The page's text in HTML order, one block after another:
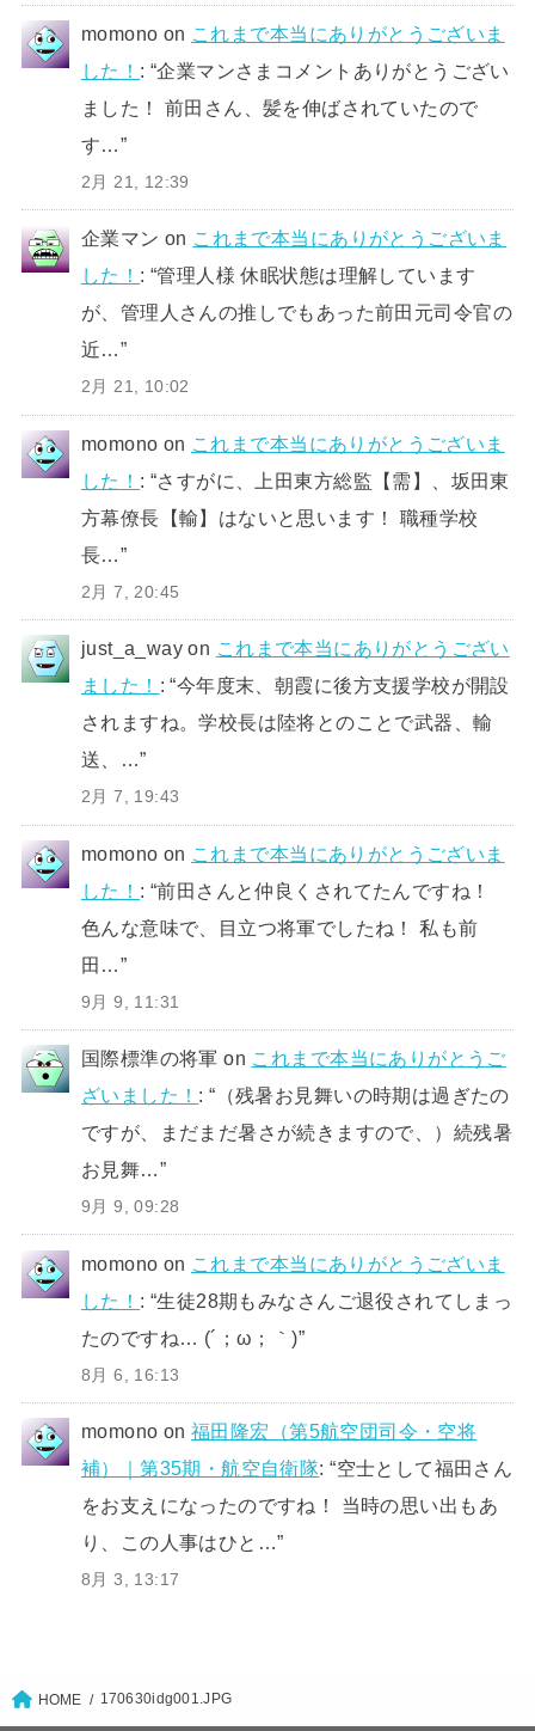
momono on これまで本当にありがとうございま
した！ : “企業マンさまコメントありがとうござい
ました！ 前田さん、髪を伸ばされていたので
す…”
2月 21, 12:39
企業マン on これまで本当にありがとうございま
した！ : “管理人様 休眠状態は理解しています
が、管理人さんの推しでもあった前田元司令官の
近…”
2月 21, 10:02
momono on これまで本当にありがとうございま
した！ : “さすがに、上田東方総監【需】、坂田東
方幕僚長【輸】はないと思います！ 職種学校
長…”
2月 7, 20:45
just_a_way on これまで本当にありがとうござい
ました！ : “今年度末、朝霞に後方支援学校が開設
されますね。学校長は陸将とのことで武器、輸
送、…”
2月 7, 19:43
momono on これまで本当にありがとうございま
した！ : “前田さんと仲良くされてたんですね！
色んな意味で、目立つ将軍でしたね！ 私も前
田…”
9月 9, 11:31
国際標準の将軍 on これまで本当にありがとうご
ざいました！ : “ （残暑お見舞いの時期は過ぎたの
ですが、まだまだ暑さが続きますので、）続残暑
お見舞…”
9月 9, 09:28
momono on これまで本当にありがとうございま
した！ : “生徒28期もみなさんご退役されてしまっ
たのですね… (´；ω；｀)”
8月 6, 16:13
momono on福田隆宏（第5航空団司令・空将
補）｜第35期・航空自衛隊: “空士として福田さん
をお支えになったのですね！ 当時の思い出もあ
り、この人事はひと…”
8月 3, 13:17
HOME 170630idg001.JPG